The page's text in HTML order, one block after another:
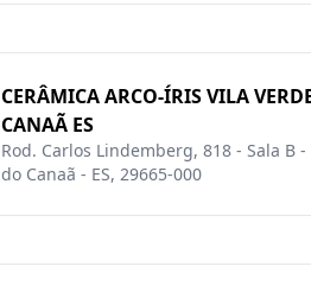
CERÂMICA ARCO-ÍRIS VILA
CANAÃ ES
Rod. Carlos Lindemberg, 818 - Sala B
do Canaã - ES, 29665-000